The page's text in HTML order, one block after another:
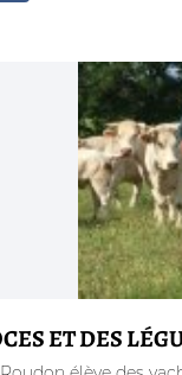
ET DES